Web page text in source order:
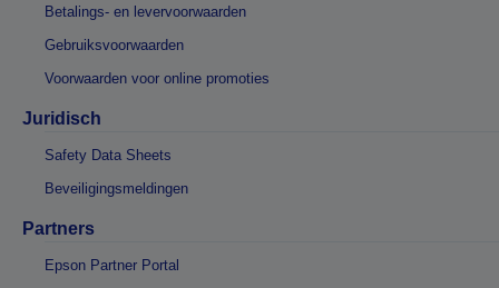
Betalings- en levervoorwaarden
Gebruiksvoorwaarden
Voorwaarden voor online promoties
Juridisch
Safety Data Sheets
Beveiligingsmeldingen
Partners
Epson Partner Portal